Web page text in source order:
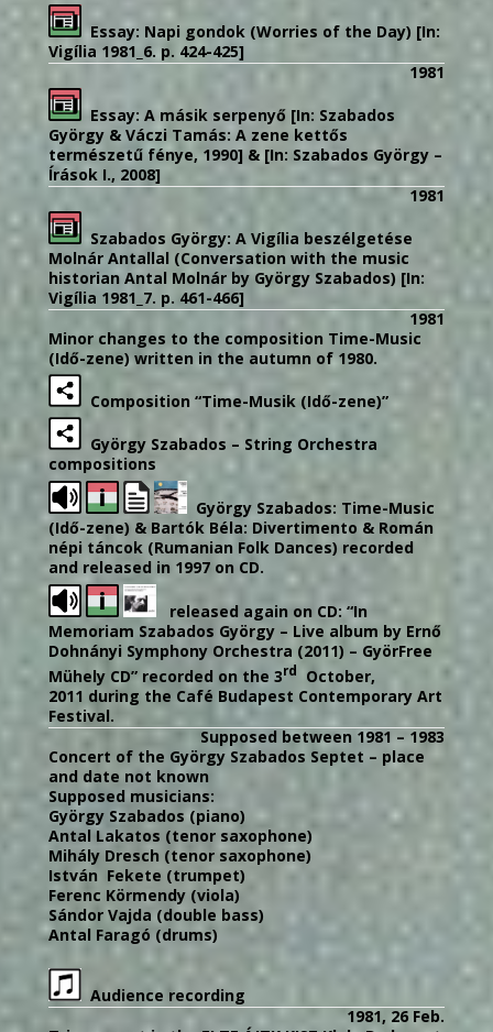
Essay: Napi gondok (Worries of the Day) [In:
Vigília 1981_6. p. 424-425]
1981
Essay: A másik serpenyő [In: Szabados
György & Váczi Tamás: A zene kettős
természetű fénye, 1990] & [In: Szabados György –
Írások I., 2008]
1981
Szabados György: A Vigília beszélgetése
Molnár Antallal (Conversation with the music
historian Antal Molnár by György Szabados) [In:
Vigília 1981_7. p. 461-466]
1981
Minor changes to the composition Time-Music
(Idő-zene) written in the autumn of 1980.
Composition “Time-Musik (Idő-zene)”
György Szabados – String Orchestra
compositions
György Szabados: Time-Music
(Idő-zene) & Bartók Béla: Divertimento & Román
népi táncok (Rumanian Folk Dances) recorded
and released in 1997 on CD.
released again on CD: “In
Memoriam Szabados György – Live album by Ernő
Dohnányi Symphony Orchestra (2011) – GyörFree
Mühely CD” recorded on the 3rd
October,
2011 during the Café Budapest Contemporary Art
Festival.
Supposed between 1981 – 1983
Concert of the György Szabados Septet – place
and date not known
Supposed musicians:
György Szabados (piano)
Antal Lakatos (tenor saxophone)
Mihály Dresch (tenor saxophone)
István Fekete (trumpet)
Ferenc Körmendy (viola)
Sándor Vajda (double bass)
Antal Faragó (drums)
Audience recording
1981, 26 Feb.